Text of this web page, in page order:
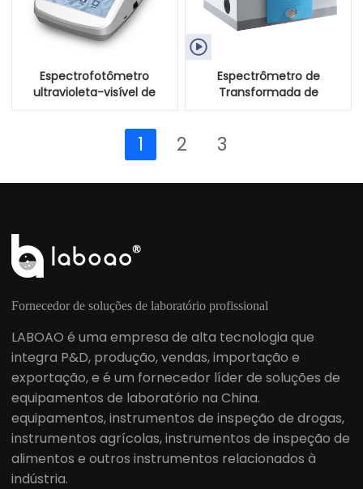
Espectrofotômetro
ultravioleta-visível de
lâmpada de xenon

Espectrômetro de
Transformada de
Infravermelho de Fourier
1 2 3
Fornecedor de soluções de laboratório profissional
LABOAO é uma empresa de alta tecnologia que
integra P&D, produção, vendas, importação e
exportação, e é um fornecedor líder de soluções de
equipamentos de laboratório na China.
equipamentos, instrumentos de inspeção de drogas,
instrumentos agrícolas, instrumentos de inspeção de
alimentos e outros instrumentos relacionados à
indústria.